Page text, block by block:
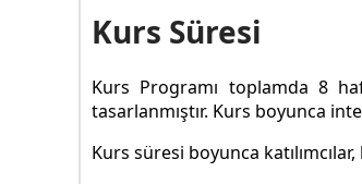
Kurs Süresi
Kurs Programı toplamda 8
tasarlanmıştır. Kurs boyunca
Kurs süresi boyunca